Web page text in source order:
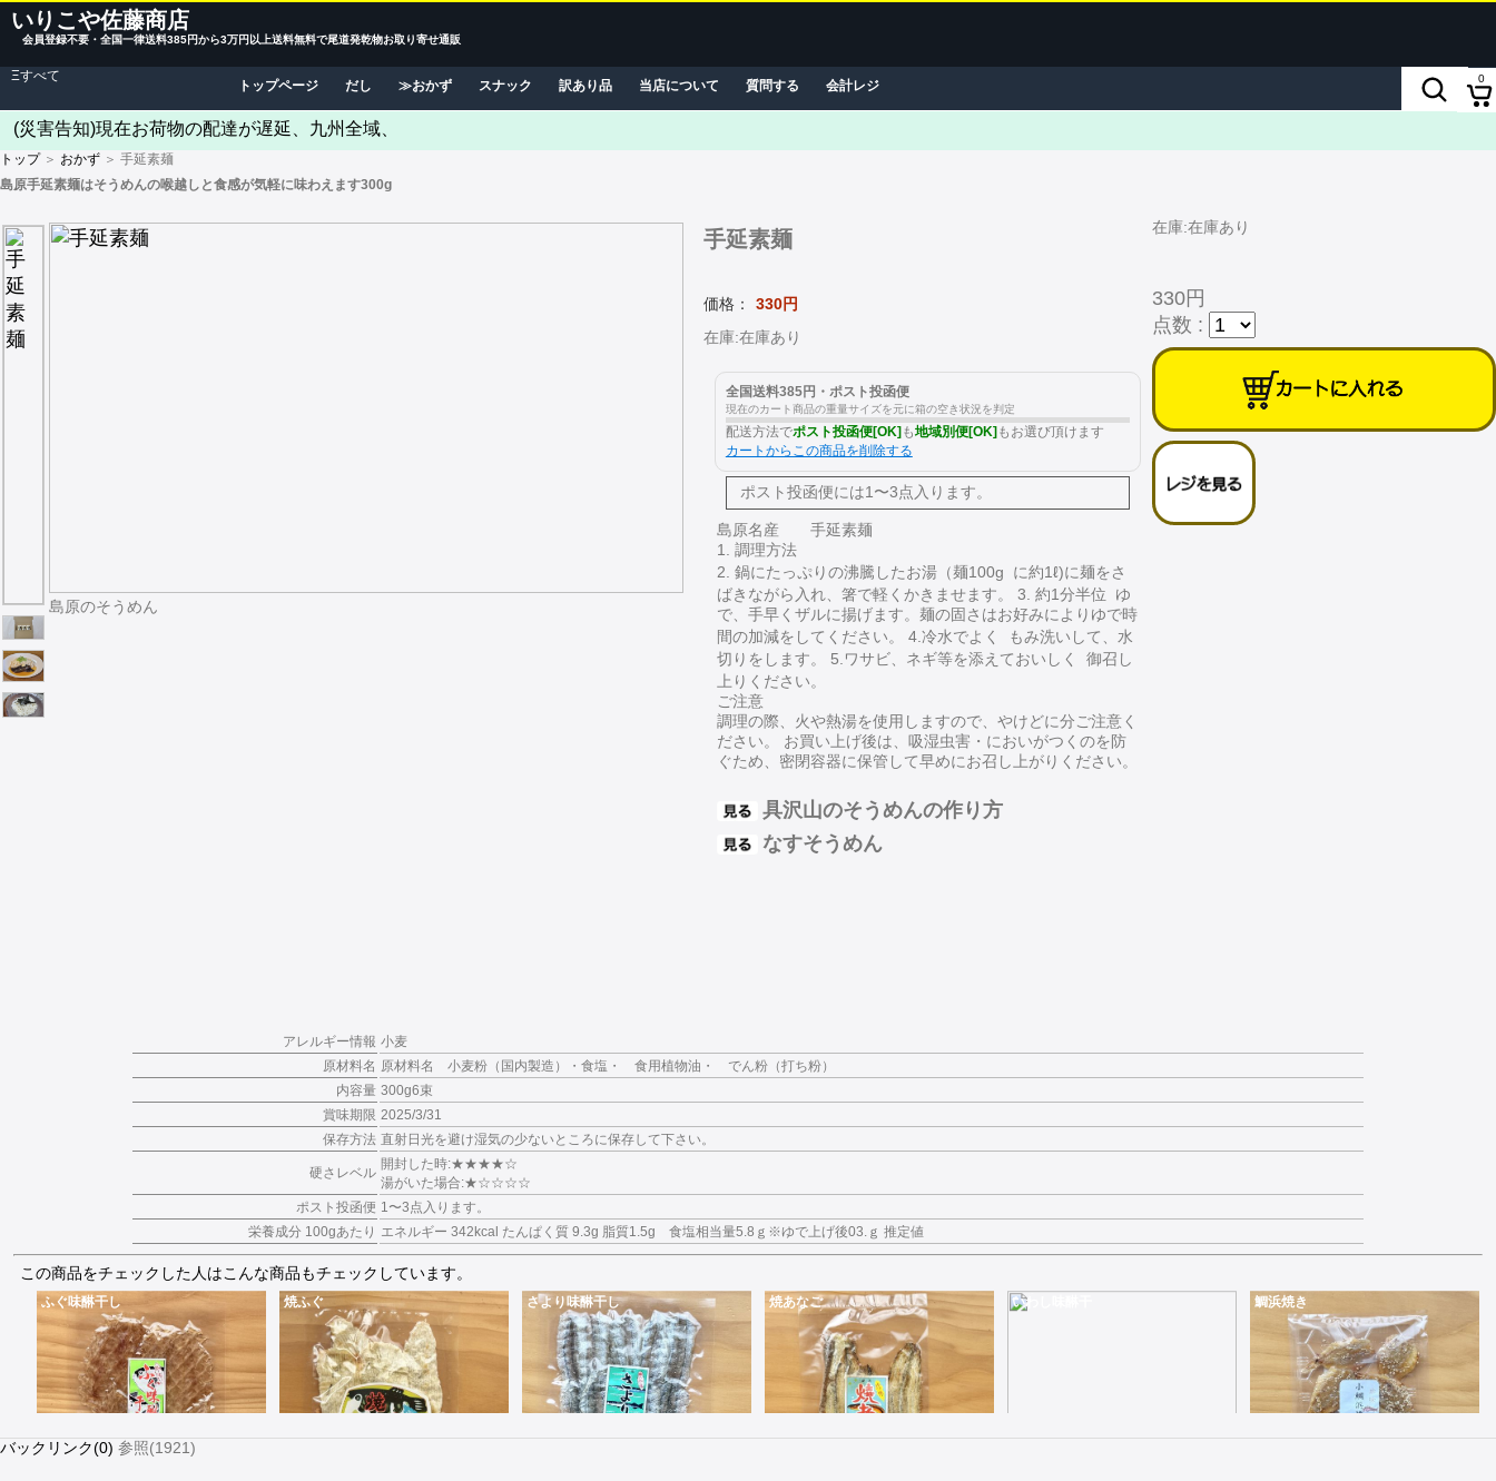
いりこや佐藤商店
会員登録不要・全国一律送料385円から3万円以上送料無料で尾道発乾物お取り寄せ通販
Ξすべて
トップページ だし おかず スナック 訳あり品 当店について 質問する 会計レジ 0
(災害告知)現在お荷物の配達が遅延、九州全域、
トップ＞ おかず ＞ 手延素麺
島原手延素麺はそうめんの喉越しと食感が気軽に味わえます300g
手延素麺
価格：
330円
在庫:在庫あり
全国送料385円・ポスト投函便
現在のカート商品の重量サイズを元に箱の空き状況を判定
配送方法でポスト投函便[OK] も地域別便[OK] もお選び頂けます
カートからこの商品を削除する
ポスト投函便には1〜3点入ります。
島原名産 手延素麺
1. 調理方法
2. 鍋にたっぷりの沸騰したお湯（麺100g に約1ℓ)に麺をさ
ばきながら入れ、箸で軽くかきませます。 3. 約1分半位 ゆ
で、手早くザルに揚げます。麺の固さはお好みによりゆで時
間の加減をしてください。 4.冷水でよく もみ洗いして、水
切りをします。 5.ワサビ、ネギ等を添えておいしく 御召し
上りください。
ご注意
調理の際、火や熱湯を使用しますので、やけどに分ご注意く
ださい。 お買い上げ後は、吸湿虫害・においがつくのを防
ぐため、密閉容器に保管して早めにお召し上がりください。
具沢山のそうめんの作り方
なすそうめん
在庫:在庫あり
330円
点数 :
島原のそうめん
アレルギー情報 小麦
原材料名 原材料名 小麦粉（国内製造）・食塩・ 食用植物油・ でん粉（打ち粉）
内容量 300g6束
賞味期限 2025/3/31
保存方法 直射日光を避け湿気の少ないところに保存して下さい。
硬さレベル
開封した時:★★★★☆
湯がいた場合:★☆☆☆☆
ポスト投函便 1〜3点入ります。
栄養成分 100gあたり エネルギー 342kcal たんぱく質 9.3g 脂質1.5g 食塩相当量5.8ｇ※ゆで上げ後03.ｇ 推定値
この商品をチェックした人はこんな商品もチェックしています。
ふぐ味醂干し 焼ふぐ さより味醂干し 焼あなご いわし味醂干 鯛浜焼き
バックリンク(0) 参照(1921)